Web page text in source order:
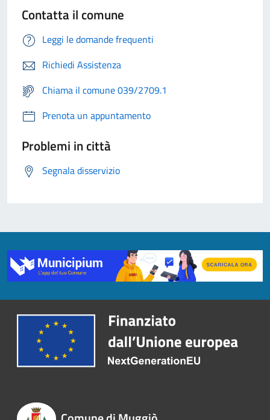
Contatta il comune
Leggi le domande frequenti
Richiedi Assistenza
Chiama il comune 039/2709.1
Prenota un appuntamento
Problemi in città
Segnala disservizio